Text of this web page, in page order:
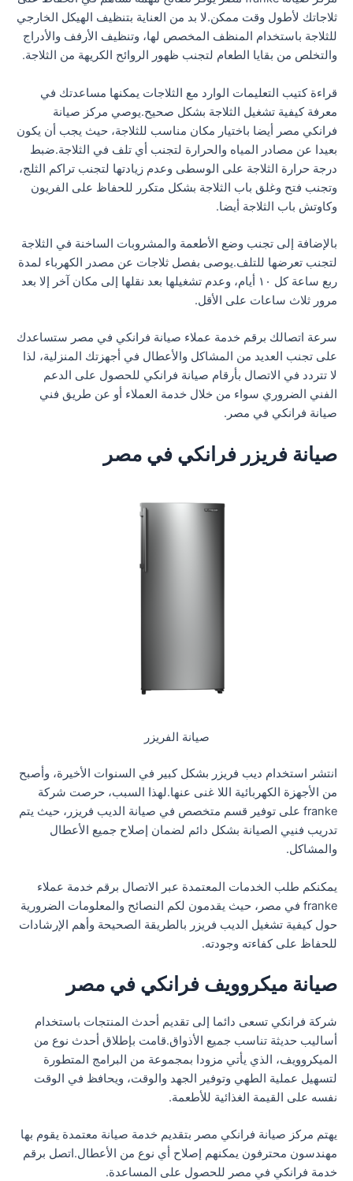
ثلاجاتك لأطول وقت ممكن.لا بد من العناية بتنظيف الهيكل الخارجي
للثلاجة باستخدام المنظف المخصص لها، وتنظيف الأرفف والأدراج
والتخلص من بقايا الطعام لتجنب ظهور الروائح الكريهة من الثلاجة.
قراءة كتيب التعليمات الوارد مع الثلاجات يمكنها مساعدتك في
معرفة كيفية تشغيل الثلاجة بشكل صحيح.يوصي مركز صيانة
فرانكي مصر أيضا باختيار مكان مناسب للثلاجة، حيث يجب أن يكون
بعيدا عن مصادر المياه والحرارة لتجنب أي تلف في الثلاجة.ضبط
درجة حرارة الثلاجة على الوسطى وعدم زيادتها لتجنب تراكم الثلج،
وتجنب فتح وغلق باب الثلاجة بشكل متكرر للحفاظ على الفريون
وكاوتش باب الثلاجة أيضا.
بالإضافة إلى تجنب وضع الأطعمة والمشروبات الساخنة في الثلاجة
لتجنب تعرضها للتلف.يوصى بفصل ثلاجات عن مصدر الكهرباء لمدة
ربع ساعة كل ١٠ أيام، وعدم تشغيلها بعد نقلها إلى مكان آخر إلا بعد
مرور ثلاث ساعات على الأقل.
سرعة اتصالك برقم خدمة عملاء صيانة فرانكي في مصر ستساعدك
على تجنب العديد من المشاكل والأعطال في أجهزتك المنزلية، لذا
لا تتردد في الاتصال بأرقام صيانة فرانكي للحصول على الدعم
الفني الضروري سواء من خلال خدمة العملاء أو عن طريق فني
صيانة فرانكي في مصر.
صيانة فريزر فرانكي في مصر
صيانة الفريزر
انتشر استخدام ديب فريزر بشكل كبير في السنوات الأخيرة، وأصبح
من الأجهزة الكهربائية اللا غنى عنها.لهذا السبب، حرصت شركة
franke على توفير قسم متخصص في صيانة الديب فريزر، حيث يتم
تدريب فنيي الصيانة بشكل دائم لضمان إصلاح جميع الأعطال
والمشاكل.
يمكنكم طلب الخدمات المعتمدة عبر الاتصال برقم خدمة عملاء
franke في مصر، حيث يقدمون لكم النصائح والمعلومات الضرورية
حول كيفية تشغيل الديب فريزر بالطريقة الصحيحة وأهم الإرشادات
للحفاظ على كفاءته وجودته.
صيانة ميكروويف فرانكي في مصر
شركة فرانكي تسعى دائما إلى تقديم أحدث المنتجات باستخدام
أساليب حديثة تناسب جميع الأذواق.قامت بإطلاق أحدث نوع من
الميكروويف، الذي يأتي مزودا بمجموعة من البرامج المتطورة
لتسهيل عملية الطهي وتوفير الجهد والوقت، ويحافظ في الوقت
نفسه على القيمة الغذائية للأطعمة.
يهتم مركز صيانة فرانكي مصر بتقديم خدمة صيانة معتمدة يقوم بها
مهندسون محترفون يمكنهم إصلاح أي نوع من الأعطال.اتصل برقم
خدمة فرانكي في مصر للحصول على المساعدة.